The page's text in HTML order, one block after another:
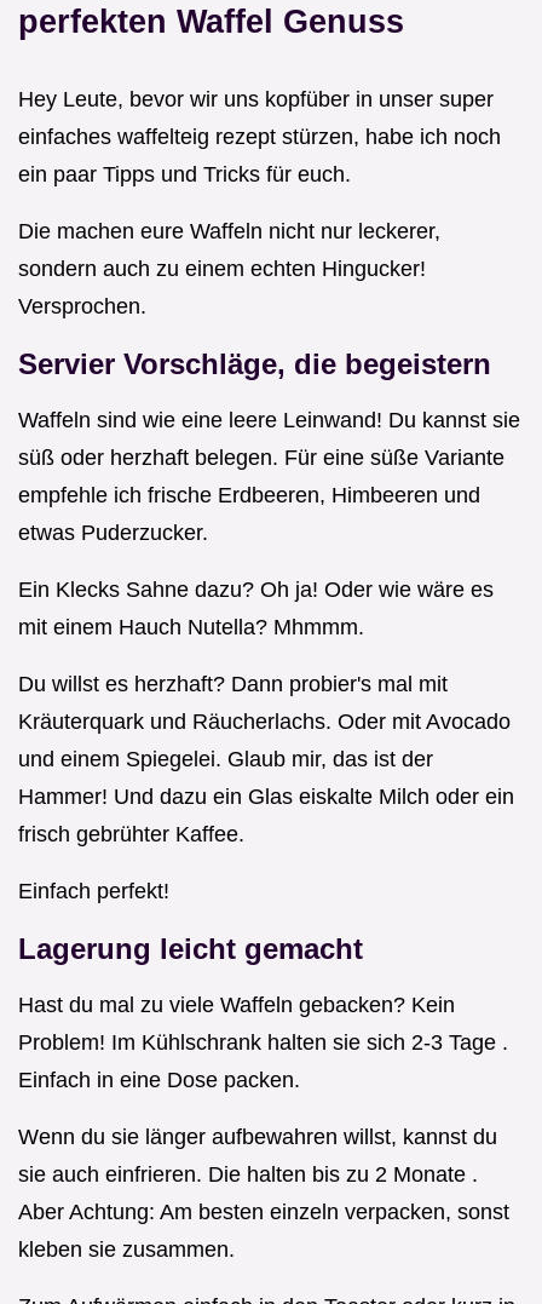
perfekten Waffel Genuss
Hey Leute, bevor wir uns kopfüber in unser super
einfaches waffelteig rezept stürzen, habe ich noch
ein paar Tipps und Tricks für euch.
Die machen eure Waffeln nicht nur leckerer,
sondern auch zu einem echten Hingucker!
Versprochen.
Servier Vorschläge, die begeistern
Waffeln sind wie eine leere Leinwand! Du kannst sie
süß oder herzhaft belegen. Für eine süße Variante
empfehle ich frische Erdbeeren, Himbeeren und
etwas Puderzucker.
Ein Klecks Sahne dazu? Oh ja! Oder wie wäre es
mit einem Hauch Nutella? Mhmmm.
Du willst es herzhaft? Dann probier's mal mit
Kräuterquark und Räucherlachs. Oder mit Avocado
und einem Spiegelei. Glaub mir, das ist der
Hammer! Und dazu ein Glas eiskalte Milch oder ein
frisch gebrühter Kaffee.
Einfach perfekt!
Lagerung leicht gemacht
Hast du mal zu viele Waffeln gebacken? Kein
Problem! Im Kühlschrank halten sie sich 2-3 Tage .
Einfach in eine Dose packen.
Wenn du sie länger aufbewahren willst, kannst du
sie auch einfrieren. Die halten bis zu 2 Monate .
Aber Achtung: Am besten einzeln verpacken, sonst
kleben sie zusammen.